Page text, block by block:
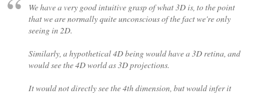
We have a very good intuitive grasp of what 3D is, to the point
that we are normally quite unconscious of the fact we're only
seeing in 2D.
Similarly, a hypothetical 4D being would have a 3D retina, and
would see the 4D world as 3D projections.
It would not directly see the 4th dimension, but would infer it